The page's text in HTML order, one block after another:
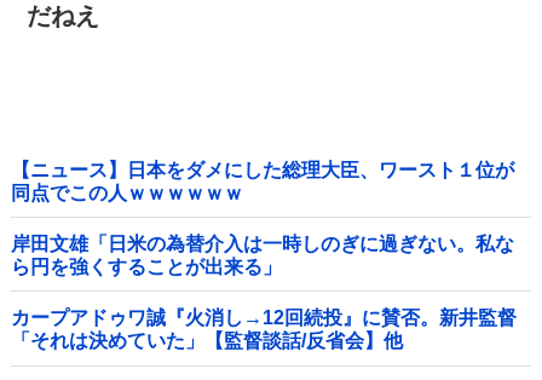
だねえ
【ニュース】日本をダメにした総理大臣、ワースト１位が
同点でこの人ｗｗｗｗｗｗ
岸田文雄「日米の為替介入は一時しのぎに過ぎない。私な
ら円を強くすることが出来る」
カープアドゥワ誠『火消し→12回続投』に賛否。新井監督
「それは決めていた」【監督談話/反省会】他